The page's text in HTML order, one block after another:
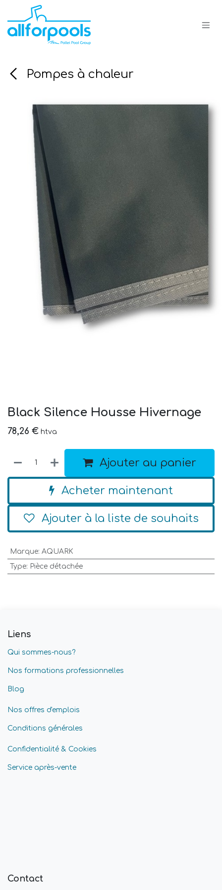
Se rendre au contenu
Pompes à chaleur
Black Silence Housse Hivernage
78,26 € htva
Ajouter au panier
Acheter maintenant
Ajouter à la liste de souhaits
Marque: AQUARK
Type: Pièce détachée
Liens
Qui sommes-nous?
Nos formations professionnelles
Blog
Nos offres d'emplois
Conditions générales
Confidentialité & Cookies
Service après-vente
Contact